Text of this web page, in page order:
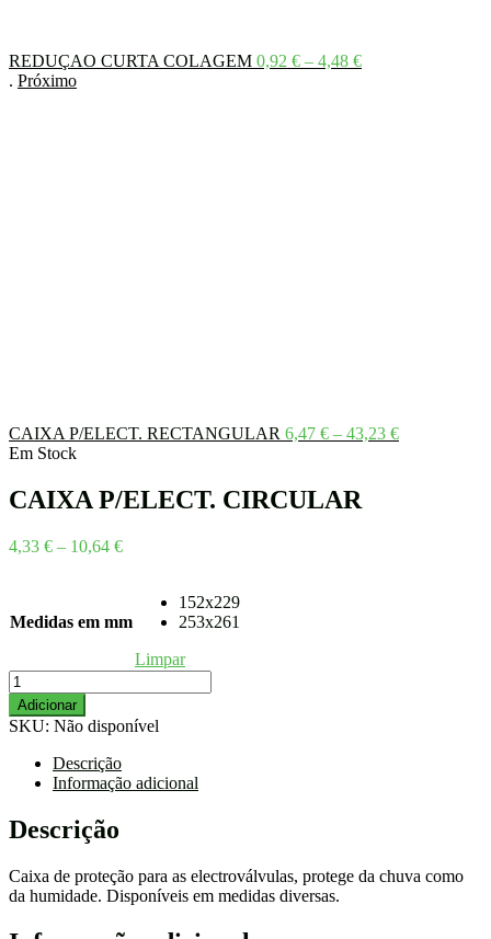
REDUÇAO CURTA COLAGEM 0,92 € – 4,48 €Price
. Próximo
CAIXA P/ELECT. RECTANGULAR 6,47 € – 43,23 €Price
Em Stock
CAIXA P/ELECT. CIRCULAR
4,33 € – 10,64 €Price
through
10,64 €
Medidas em mm
152x229
253x261
Limpar
Quantidade
de
CAIXA
P/ELECT.
CIRCULAR
Adicionar
SKU: Não disponível
Descrição
Informação adicional
Descrição
Caixa de proteção para as electroválvulas, protege da chuva como
da humidade. Disponíveis em medidas diversas.